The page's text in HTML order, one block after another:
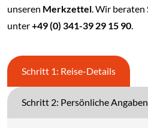
unseren Merkzettel. Wir beraten
unter+49 (0) 341-39 29 15 90.
Schritt 1: Reise-Details
Schritt 2: Persönliche Angaben